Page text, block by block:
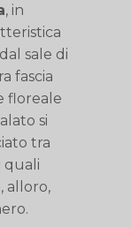
, in
sale di
fascia
floreale
si
tra
quali
alloro,